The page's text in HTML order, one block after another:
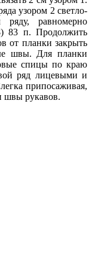
узором 2 светло-
равномерно
83 п. Продолжить
от планки закрыть
швы. Для планки
спицы по краю
ряд лицевыми и
припосаживая,
швы рукавов.